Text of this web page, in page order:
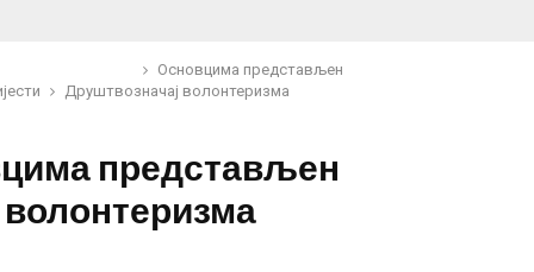
Друштво
Основцима представљен
значај волонтеризма
представљен
волонтеризма